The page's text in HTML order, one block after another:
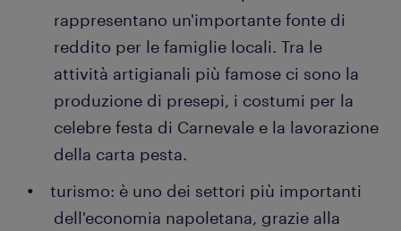
rappresentano un'importante fonte di
reddito per le famiglie locali. Tra le
attività artigianali più famose ci sono la
produzione di presepi, i costumi per la
celebre festa di Carnevale e la lavorazione
della carta pesta.
turismo: è uno dei settori più importanti
dell'economia napoletana, grazie alla